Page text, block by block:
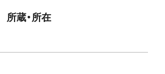
所蔵・所在